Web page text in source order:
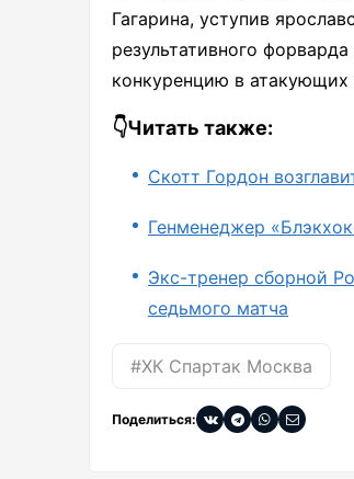
Гагарина, уступив
результативного
конкуренцию в атакующих
👇Читать также:
Скотт Гордон
Генменеджер
Экс-тренер сборной
седьмого матча
#ХК Спартак Москва
Поделиться: